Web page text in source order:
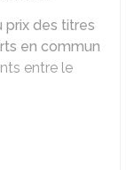
prix des titres
en commun
entre le